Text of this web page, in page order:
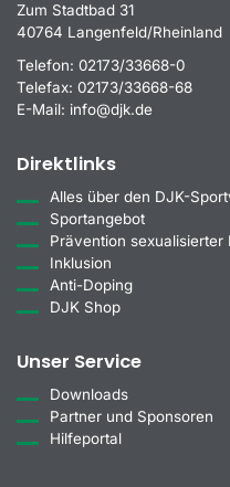
Zum Stadtbad 31
40764 Langenfeld/Rheinland
Telefon: 02173/33668-0
Telefax: 02173/33668-68
E-Mail: info@djk.de
Direktlinks
Alles über den DJK-
Sportangebot
Prävention sexualisierter
Inklusion
Anti-Doping
DJK Shop
Unser Service
Downloads
Partner und Sponsoren
Hilfeportal